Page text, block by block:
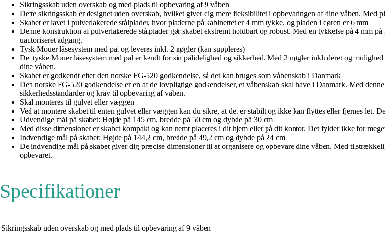
Sikringsskab uden overskab og med plads til opbevaring af 9 våben
Dette sikringsskab er designet uden overskab, hvilket giver dig mere fleksibilitet i opbevaringen af dine våben. Med
Skabet er lavet i pulverlakerede stålplader, hvor pladerne på kabinettet er 4 mm tykke, og pladen i døren er 6 mm
Denne konstruktion af pulverlakerede stålplader gør skabet ekstremt holdbart og robust. Med en tykkelse på 4 mm
uautoriseret adgang.
Tysk Mouer låsesystem med pal og leveres inkl. 2 nøgler (kan suppleres)
Det tyske Mouer låsesystem med pal er kendt for sin pålidelighed og sikkerhed. Med 2 nøgler inkluderet og
dine våben.
Skabet er godkendt efter den norske FG-520 godkendelse, så det kan bruges som våbenskab i Danmark
Den norske FG-520 godkendelse er en af de lovpligtige godkendelser, et våbenskab skal have i Danmark. Med
sikkerhedsstandarder og krav til opbevaring af våben.
Skal monteres til gulvet eller væggen
Ved at montere skabet til enten gulvet eller væggen kan du sikre, at det er stabilt og ikke kan flyttes eller fjernes let.
Udvendige mål på skabet: Højde på 145 cm, bredde på 50 cm og dybde på 30 cm
Med disse dimensioner er skabet kompakt og kan nemt placeres i dit hjem eller på dit kontor. Det fylder ikke for
Indvendige mål på skabet: Højde på 144,2 cm, bredde på 49,2 cm og dybde på 24 cm
De indvendige mål på skabet giver dig præcise dimensioner til at organisere og opbevare dine våben. Med
opbevaret.
Specifikationer
Sikringsskab uden overskab og med plads til opbevaring af 9 våben